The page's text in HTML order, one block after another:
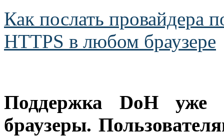
Как послать провайдера
HTTPS в любом браузере
Поддержка DoH уже
браузеры.